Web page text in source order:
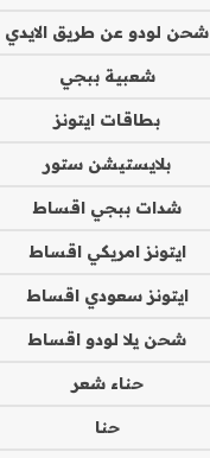
شحن لودو عن طريق الايدي
شعبية ببجي
بطاقات ايتونز
بلايستيشن ستور
شدات ببجي اقساط
ايتونز امريكي اقساط
ايتونز سعودي اقساط
شحن يلا لودو اقساط
حناء شعر
حنا